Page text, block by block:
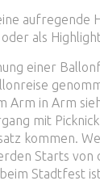
als
einer
Arm in Arm
mit
kommen.
Starts von
Stadtfest